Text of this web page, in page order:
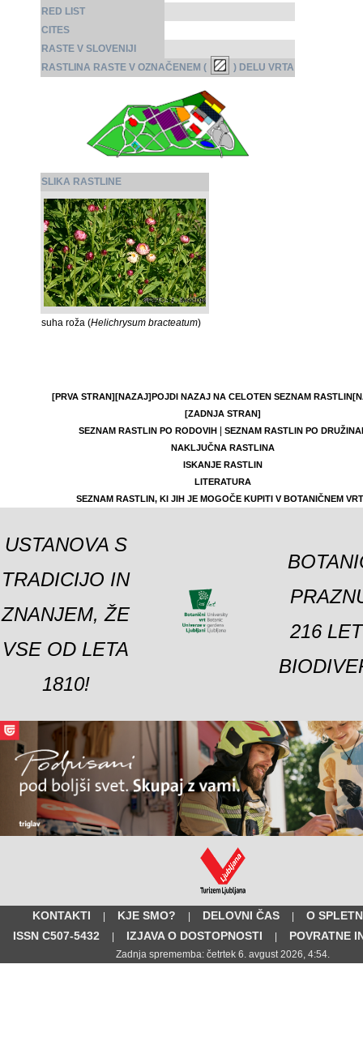
RED LIST
CITES
RASTE V SLOVENIJI
RASTLINA RASTE V OZNAČENEM (
) DELU VRTA
SLIKA RASTLINE
suha roža (Helichrysum bracteatum)
[PRVA STRAN][NAZAJ]POJDI NAZAJ NA CELOTEN SEZNAM RASTLIN
[ZADNJA STRAN]
SEZNAM RASTLIN PO RODOVIH|
SEZNAM RASTLIN PO
NAKLJUČNA RASTLINA
ISKANJE RASTLIN
LITERATURA
SEZNAM RASTLIN, KI JIH JE MOGOČE KUPITI V BOTANIČNEM
USTANOVA S
TRADICIJO IN
ZNANJEM, ŽE
VSE OD LETA
1810!
216
KONTAKTI | KJE SMO? | DELOVNI ČAS |
O
ISSN C507-5432
| IZJAVA O DOSTOPNOSTI | POVRATNE
Zadnja sprememba: četrtek 6. avgust 2026, 4:54.